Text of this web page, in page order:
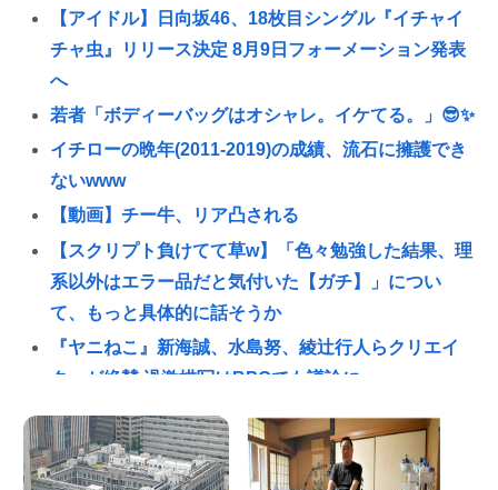
【アイドル】日向坂46、18枚目シングル『イチャイ
チャ虫』リリース決定 8月9日フォーメーション発表
へ
若者「ボディーバッグはオシャレ。イケてる。」😎✨
イチローの晩年(2011-2019)の成績、流石に擁護でき
ないwww
【動画】チー牛、リア凸される
【スクリプト負けてて草w】「色々勉強した結果、理
系以外はエラー品だと気付いた【ガチ】」につい
て、もっと具体的に話そうか
『ヤニねこ』新海誠、水島努、綾辻行人らクリエイ
ターが絶賛 過激描写はBPOでも議論に
奈須きのこさん、円形脱毛症になっていた…
避難所地獄と化す「ずっと同じ食べ物&断水でトイレ
流せず悪臭&床に直接就寝&コロナ感染」